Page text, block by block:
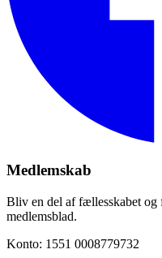
Medlemskab
Bliv en del af fællesskabet og
medlemsblad.
Konto: 1551 0008779732